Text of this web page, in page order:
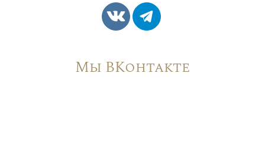
Мы ВКонтакте